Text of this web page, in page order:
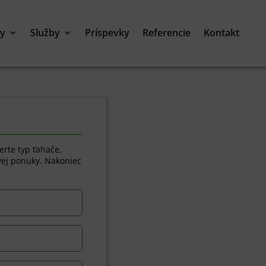
Služby Príspevky Referencie Kontakt
typ ťahače,
ponuky. Nakoniec